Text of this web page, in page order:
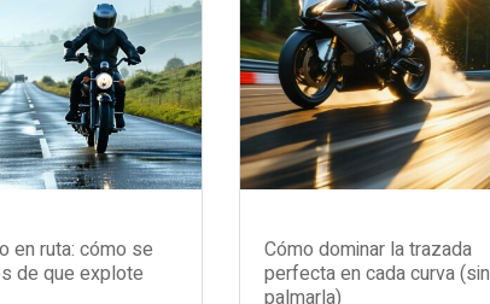
en ruta: cómo se
de que explote
Cómo dominar la trazada
perfecta en cada curva (sin
palmarla)